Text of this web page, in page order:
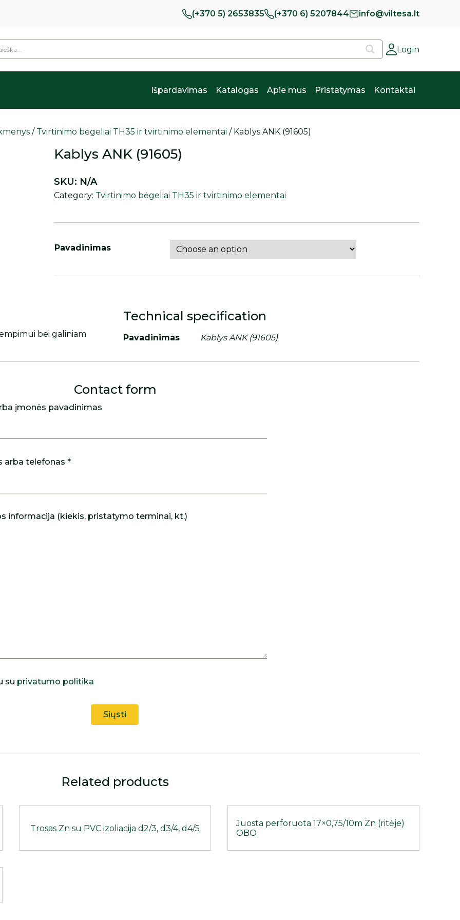
(+370 5) 2653835 (+370 6) 5207844 info@viltesa.lt
Login
Išpardavimas Katalogas Apie mus Pristatymas Kontaktai
/ Tvirtinimo bėgeliai TH35 ir tvirtinimo elementai / Kablys ANK (91605)
Kablys ANK (91605)
Pavadinimas
SKU: N/A
Category: Tvirtinimo bėgeliai TH35 ir tvirtinimo elementai
bei galiniam
Technical specification
Pavadinimas Kablys ANK (91605)
Contact form
įmonės pavadinimas
arba telefonas *
informacija (kiekis, pristatymo terminai, kt.)
su privatumo politika
Related products
Trosas Zn su PVC izoliacija d2/3, d3/4, d4/5
Juosta perforuota 17×0,75/10m Zn (ritėje)
OBO